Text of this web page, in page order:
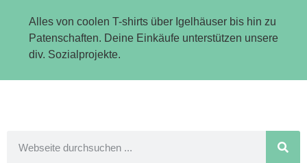
Alles von coolen T-shirts über Igelhäuser bis hin zu
Patenschaften. Deine Einkäufe unterstützen unsere
div. Sozialprojekte.